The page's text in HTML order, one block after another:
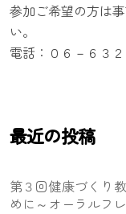
参加ご希望の方は
い。
電話：０６－６３
最近の投稿
第３回健康づくり
めに～オーラルフ